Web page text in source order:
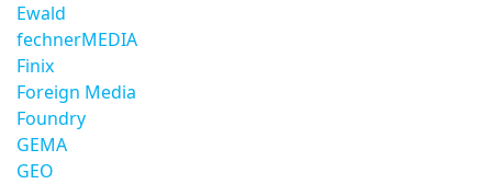
Ewald
fechnerMEDIA
Finix
Foreign Media
Foundry
GEMA
GEO